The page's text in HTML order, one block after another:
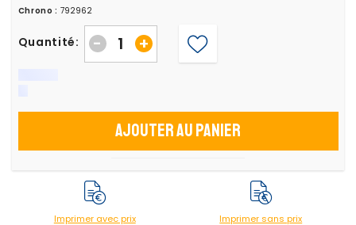
Chrono : 792962
Quantité: +
-
Ajouter au panier
Imprimer avec prix Imprimer sans prix